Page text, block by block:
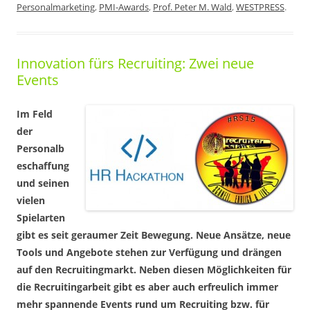
Personalmarketing, PMI-Awards, Prof. Peter M. Wald,WESTPRESS.
Innovation fürs Recruiting: Zwei neue
Events
Im Feld
der
Personalb
eschaffung
und seinen
vielen
Spielarten
gibt es seit geraumer Zeit Bewegung. Neue Ansätze, neue
Tools und Angebote stehen zur Verfügung und drängen
auf den Recruitingmarkt. Neben diesen Möglichkeiten für
die Recruitingarbeit gibt es aber auch erfreulich immer
mehr spannende Events rund um Recruiting bzw. für